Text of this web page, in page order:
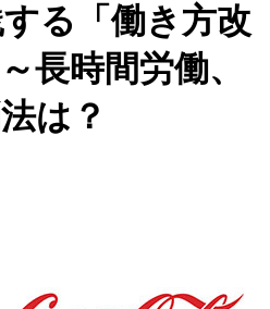
る「働き方改
長時間労働、
は？